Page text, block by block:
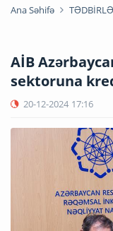
Ana Səhifə
AİB
sektoruna
20-12-2024 17:16